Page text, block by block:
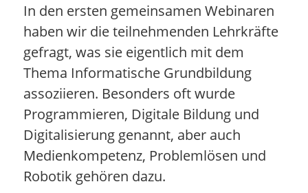
In den ersten gemeinsamen Webinaren
haben wir die teilnehmenden Lehrkräfte
gefragt, was sie eigentlich mit dem
Thema Informatische Grundbildung
assoziieren. Besonders oft wurde
Programmieren, Digitale Bildung und
Digitalisierung genannt, aber auch
Medienkompetenz, Problemlösen und
Robotik gehören dazu.